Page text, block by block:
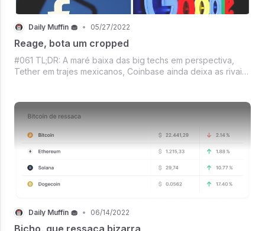
Daily Muffin 🧁 • 05/27/2022
Reage, bota um cropped
#061 TL;DR: A maré baixa das big techs em perspectiva,
Tether em trajes mexicanos, Coinbase ainda deixa as rivais
Mercado Crypto precisando compr
Daily Muffin 🧁 • 06/14/2022
Bicho, que ressaca bizarra